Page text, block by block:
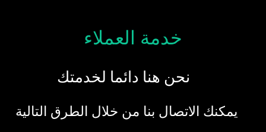
خدمة العملاء
نحن هنا دائما لخدمتك
يمكنك الاتصال بنا من خلال الطرق التالية